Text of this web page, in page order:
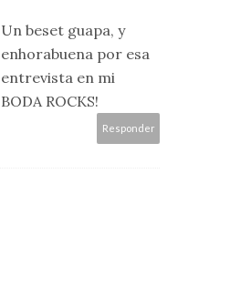
Un beset guapa, y
enhorabuena por esa
entrevista en mi
BODA ROCKS!
Responder